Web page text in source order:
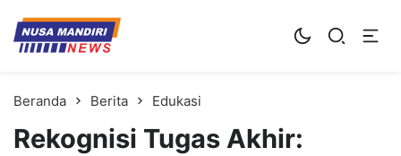
Kampus Digital Bisnis
Universitas Nusa Mandiri
Beranda Berita Edukasi
Rekognisi Tugas Akhir: